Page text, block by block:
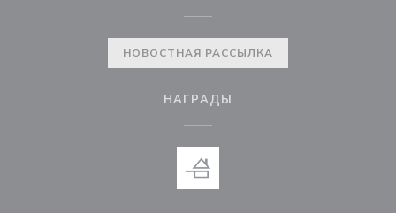
НОВОСТНАЯ РАССЫЛКА
НАГРАДЫ